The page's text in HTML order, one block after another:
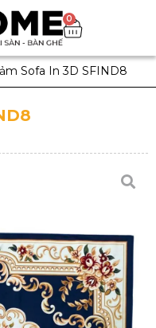
0
Sofa In 3D SFIND8